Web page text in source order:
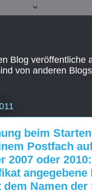
Blog
von anderen
beim
Postfach
2007 oder
Namen der